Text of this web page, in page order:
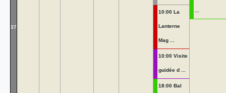
37
10:00 La
Lanterne
Mag ...
10:00 Visite
guidée d ...
18:00 Bal
...